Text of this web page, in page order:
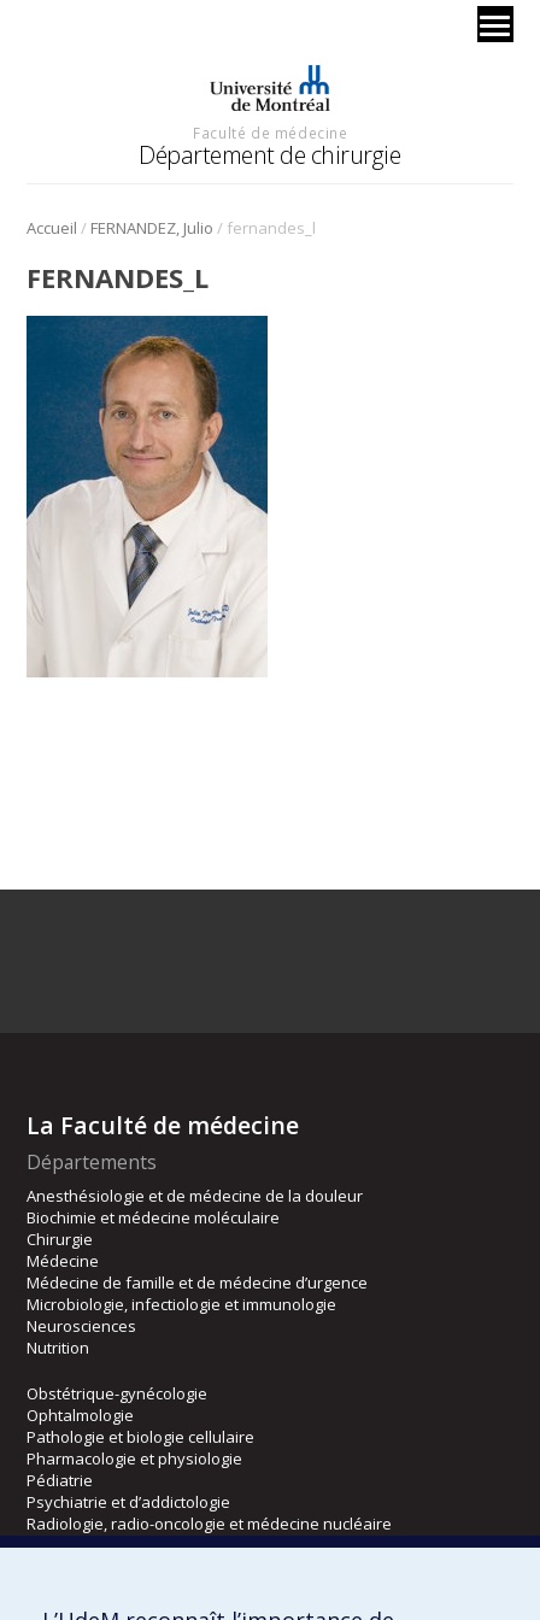
Faculté de médecine
Département de chirurgie
Accueil / FERNANDEZ, Julio / fernandes_l
FERNANDES_L
La Faculté de médecine
Départements
Anesthésiologie et de médecine de la douleur
Biochimie et médecine moléculaire
Chirurgie
Médecine
Médecine de famille et de médecine d’urgence
Microbiologie, infectiologie et immunologie
Neurosciences
Nutrition
Obstétrique-gynécologie
Ophtalmologie
Pathologie et biologie cellulaire
Pharmacologie et physiologie
Pédiatrie
Psychiatrie et d’addictologie
Radiologie, radio-oncologie et médecine nucléaire